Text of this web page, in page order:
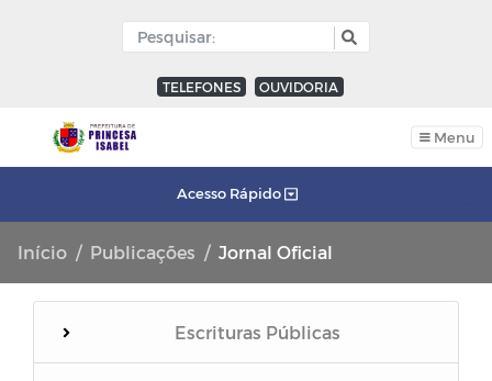
TELEFONES OUVIDORIA
Menu
Acesso Rápido
Início Publicações Jornal Oficial
Escrituras Públicas